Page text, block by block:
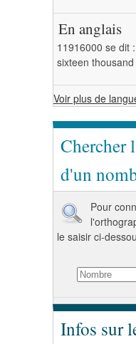
En anglais
11916000 se dit
sixteen thousand
Voir plus de
Chercher
d'un
Pour
le saisir ci-
Infos sur